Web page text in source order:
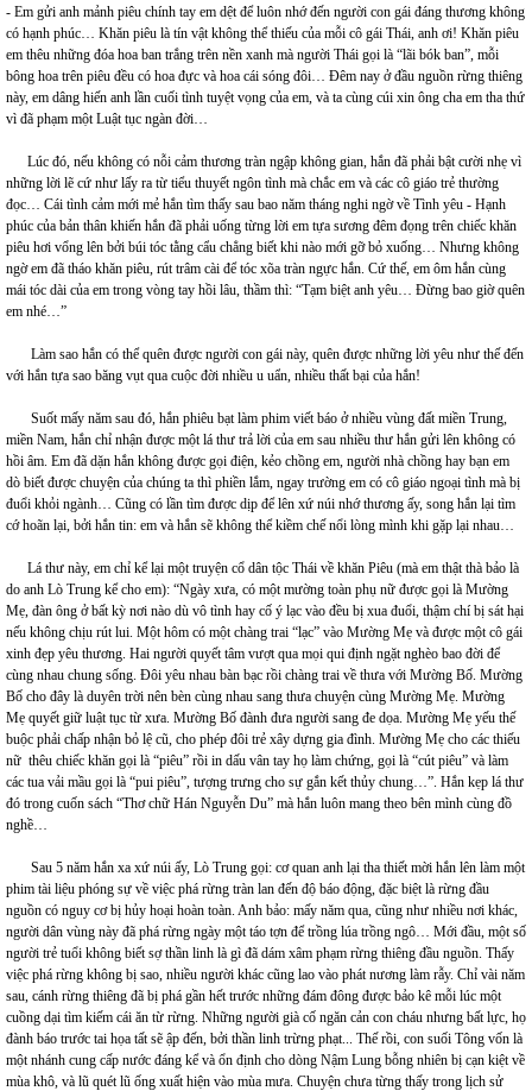
- Em gửi anh mảnh piêu chính tay em dệt để luôn nhớ đến người con gái đáng thương không
có hạnh phúc… Khăn piêu là tín vật không thể thiếu của mỗi cô gái Thái, anh ơi! Khăn piêu
em thêu những đóa hoa ban trắng trên nền xanh mà người Thái gọi là “lãi bók ban”, mỗi
bông hoa trên piêu đều có hoa đực và hoa cái sóng đôi… Đêm nay ở đầu nguồn rừng thiêng
này, em dâng hiến anh lần cuối tình tuyệt vọng của em, và ta cùng cúi xin ông cha em tha thứ
vì đã phạm một Luật tục ngàn đời…
Lúc đó, nếu không có nỗi cảm thương tràn ngập không gian, hắn đã phải bật cười nhẹ vì
những lời lẽ cứ như lấy ra từ tiểu thuyết ngôn tình mà chắc em và các cô giáo trẻ thường
đọc… Cái tình cảm mới mẻ hắn tìm thấy sau bao năm tháng nghi ngờ về Tình yêu - Hạnh
phúc của bản thân khiến hắn đã phải uống từng lời em tựa sương đêm đọng trên chiếc khăn
piêu hơi vổng lên bởi búi tóc tằng cẩu chẳng biết khi nào mới gỡ bỏ xuống… Nhưng không
ngờ em đã tháo khăn piêu, rút trâm cài để tóc xõa tràn ngực hắn. Cứ thế, em ôm hắn cùng
mái tóc dài của em trong vòng tay hồi lâu, thầm thì: “Tạm biệt anh yêu… Đừng bao giờ quên
em nhé…”
Làm sao hắn có thể quên được người con gái này, quên được những lời yêu như thế đến
với hắn tựa sao băng vụt qua cuộc đời nhiều u uẩn, nhiều thất bại của hắn!
Suốt mấy năm sau đó, hắn phiêu bạt làm phim viết báo ở nhiều vùng đất miền Trung,
miền Nam, hắn chỉ nhận được một lá thư trả lời của em sau nhiều thư hắn gửi lên không có
hồi âm. Em đã dặn hắn không được gọi điện, kẻo chồng em, người nhà chồng hay bạn em
dò biết được chuyện của chúng ta thì phiền lắm, ngay trường em có cô giáo ngoại tình mà bị
đuổi khỏi ngành… Cũng có lần tìm được dịp để lên xứ núi nhớ thương ấy, song hắn lại tìm
cớ hoãn lại, bởi hắn tin: em và hắn sẽ không thể kiềm chế nổi lòng mình khi gặp lại nhau…
Lá thư này, em chỉ kể lại một truyện cổ dân tộc Thái về khăn Piêu (mà em thật thà bảo là
do anh Lò Trung kể cho em): “Ngày xưa, có một mường toàn phụ nữ được gọi là Mường
Mẹ, đàn ông ở bất kỳ nơi nào dù vô tình hay cố ý lạc vào đều bị xua đuổi, thậm chí bị sát hại
nếu không chịu rút lui. Một hôm có một chàng trai “lạc” vào Mường Mẹ và được một cô gái
xinh đẹp yêu thương. Hai người quyết tâm vượt qua mọi qui định ngặt nghèo bao đời để
cùng nhau chung sống. Đôi yêu nhau bàn bạc rồi chàng trai về thưa với Mường Bố. Mường
Bố cho đây là duyên trời nên bèn cùng nhau sang thưa chuyện cùng Mường Mẹ. Mường
Mẹ quyết giữ luật tục từ xưa. Mường Bố đành đưa người sang đe dọa. Mường Mẹ yếu thế
buộc phải chấp nhận bỏ lệ cũ, cho phép đôi trẻ xây dựng gia đình. Mường Mẹ cho các thiếu
nữ thêu chiếc khăn gọi là “piêu” rồi in dấu vân tay họ làm chứng, gọi là “cút piêu” và làm
các tua vải mầu gọi là “pui piêu”, tượng trưng cho sự gắn kết thủy chung…”. Hắn kẹp lá thư
đó trong cuốn sách “Thơ chữ Hán Nguyễn Du” mà hắn luôn mang theo bên mình cùng đồ
nghề…
Sau 5 năm hắn xa xứ núi ấy, Lò Trung gọi: cơ quan anh lại tha thiết mời hắn lên làm một
phim tài liệu phóng sự về việc phá rừng tràn lan đến độ báo động, đặc biệt là rừng đầu
nguồn có nguy cơ bị hủy hoại hoàn toàn. Anh bảo: mấy năm qua, cũng như nhiều nơi khác,
người dân vùng này đã phá rừng ngày một táo tợn để trồng lúa trồng ngô… Mới đầu, một số
người trẻ tuổi không biết sợ thần linh là gì đã dám xâm phạm rừng thiêng đầu nguồn. Thấy
việc phá rừng không bị sao, nhiều người khác cũng lao vào phát nương làm rẫy. Chỉ vài năm
sau, cánh rừng thiêng đã bị phá gần hết trước những đám đông được bảo kê mỗi lúc một
cuồng dại tìm kiếm cái ăn từ rừng. Những người già cố ngăn cản con cháu nhưng bất lực, họ
đành báo trước tai họa tất sẽ ập đến, bởi thần linh trừng phạt... Thế rồi, con suối Tông vốn là
một nhánh cung cấp nước đáng kể và ổn định cho dòng Nậm Lung bỗng nhiên bị cạn kiệt về
mùa khô, và lũ quét lũ ống xuất hiện vào mùa mưa. Chuyện chưa từng thấy trong lịch sử